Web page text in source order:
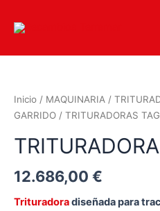
Inicio / MAQUINARIA /
GARRIDO / TRITURADORAS TAG
12.686,00 €
Trituradoradiseñada para